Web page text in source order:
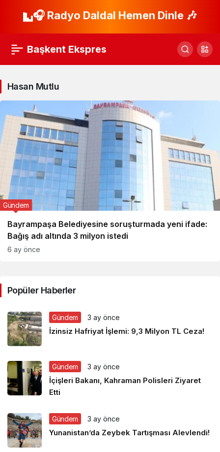
🎧 Radyo Daldal Hemen Dinle 🎶
Başkent Ekspres
Hasan Mutlu
Bayrampaşa Belediyesine soruşturmada yeni ifade:
Bağış adı altında 3 milyon istedi
Gündem
6 ay önce
Popüler Haberler
Gündem 3 ay önce
İzinsiz Hafriyat İşlemi: 9,3 Milyon TL Ceza!
Gündem 3 ay önce
İçişleri Bakanı, Kahraman Polisleri Ziyaret
Etti
Gündem 3 ay önce
Yunanistan’da Zeybek Tartışması Alevlendi!